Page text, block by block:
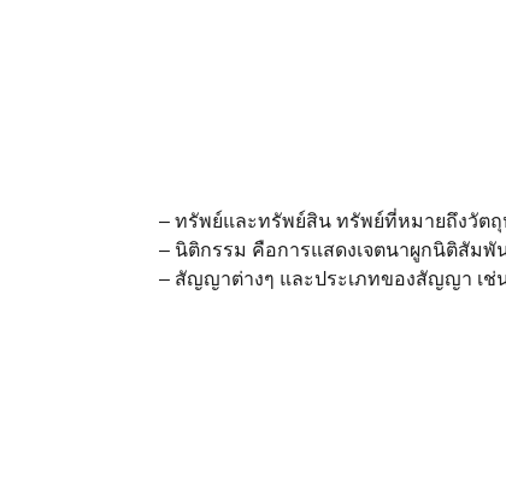
– ทรัพย์และทรัพย์สิน ทรัพย์ที่หมายถึงวัต
– นิติกรรม คือการแสดงเจตนาผูกนิติสัม
– สัญญาต่างๆ และประเภทของสัญญา เ